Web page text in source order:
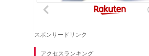
スポンサードリンク
アクセスランキング